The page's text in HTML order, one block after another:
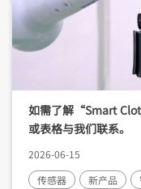
如需了解“Smart
或表格与我们联系。
2026-06-15
传感器
新产品